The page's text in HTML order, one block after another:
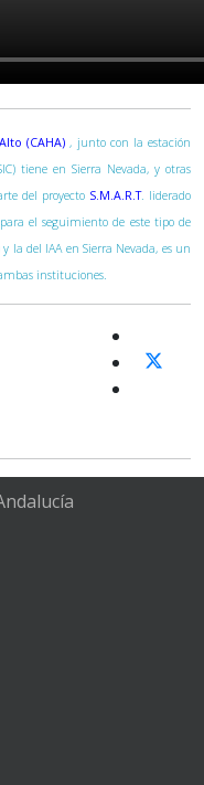
(CAHA) , junto con la estación
tiene en Sierra Nevada, y otras
del proyecto S.M.A.R.T. liderado
el seguimiento de este tipo de
la del IAA en Sierra Nevada, es un
instituciones.